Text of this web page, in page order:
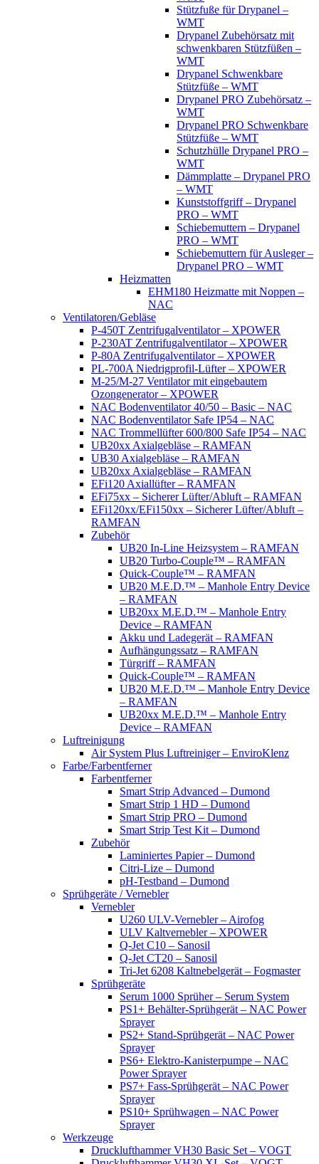
Stützfuße für Drypanel –
WMT
Drypanel Zubehörsatz mit
schwenkbaren Stützfüßen –
WMT
Drypanel Schwenkbare
Stützfüße – WMT
Drypanel PRO Zubehörsatz –
WMT
Drypanel PRO Schwenkbare
Stützfüße – WMT
Schutzhülle Drypanel PRO –
WMT
Dämmplatte – Drypanel PRO
– WMT
Kunststoffgriff – Drypanel
PRO – WMT
Schiebemuttern – Drypanel
PRO – WMT
Schiebemuttern für Ausleger –
Drypanel PRO – WMT
Heizmatten
EHM180 Heizmatte mit Noppen –
NAC
Ventilatoren/Gebläse
P-450T Zentrifugalventilator – XPOWER
P-230AT Zentrifugalventilator – XPOWER
P-80A Zentrifugalventilator – XPOWER
PL-700A Niedrigprofil-Lüfter – XPOWER
M-25/M-27 Ventilator mit eingebautem
Ozongenerator – XPOWER
NAC Bodenventilator 40/50 – Basic – NAC
NAC Bodenventilator Safe IP54 – NAC
NAC Trommellüfter 600/800 Safe IP54 – NAC
UB20xx Axialgebläse – RAMFAN
UB30 Axialgebläse – RAMFAN
UB20xx Axialgebläse – RAMFAN
EFi120 Axiallüfter – RAMFAN
EFi75xx – Sicherer Lüfter/Abluft – RAMFAN
EFi120xx/EFi150xx – Sicherer Lüfter/Abluft –
RAMFAN
Zubehör
UB20 In-Line Heizsystem – RAMFAN
UB20 Turbo-Couple™ – RAMFAN
Quick-Couple™ – RAMFAN
UB20 M.E.D.™ – Manhole Entry Device
– RAMFAN
UB20xx M.E.D.™ – Manhole Entry
Device – RAMFAN
Akku und Ladegerät – RAMFAN
Aufhängungssatz – RAMFAN
Türgriff – RAMFAN
Quick-Couple™ – RAMFAN
UB20 M.E.D.™ – Manhole Entry Device
– RAMFAN
UB20xx M.E.D.™ – Manhole Entry
Device – RAMFAN
Luftreinigung
Air System Plus Luftreiniger – EnviroKlenz
Farbe/Farbentferner
Farbentferner
Smart Strip Advanced – Dumond
Smart Strip 1 HD – Dumond
Smart Strip PRO – Dumond
Smart Strip Test Kit – Dumond
Zubehör
Laminiertes Papier – Dumond
Citri-Lize – Dumond
pH-Testband – Dumond
Sprühgeräte / Vernebler
Vernebler
U260 ULV-Vernebler – Airofog
ULV Kaltvernebler – XPOWER
Q-Jet C10 – Sanosil
Q-Jet CT20 – Sanosil
Tri-Jet 6208 Kaltnebelgerät – Fogmaster
Sprühgeräte
Serum 1000 Sprüher – Serum System
PS1+ Behälter-Sprühgerät – NAC Power
Sprayer
PS2+ Stand-Sprühgerät – NAC Power
Sprayer
PS6+ Elektro-Kanisterpumpe – NAC
Power Sprayer
PS7+ Fass-Sprühgerät – NAC Power
Sprayer
PS10+ Sprühwagen – NAC Power
Sprayer
Werkzeuge
Drucklufthammer VH30 Basic Set – VOGT